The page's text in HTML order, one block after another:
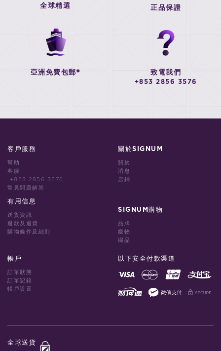
全球精選 正品保證
亞洲免費包郵* 致電我們
+853 2856 3576
客戶服務
幫助
客服
+853 2856 3576
常見問題解答
有用信息
送貨資訊
退款及退貨
購物條件及細則
關於SIGNUM
關於
消息
店鋪
SIGNUM購物
品牌
龐物
綴品
帳戶
訂單狀態
訂單記錄
帳戶設置
以下安全付款渠道
全球送貨